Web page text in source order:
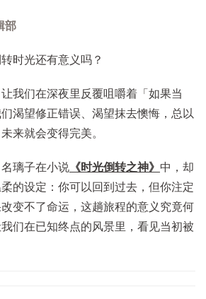
部
时光还有意义吗？
我们在深夜里反覆咀嚼着「如果当
渴望修正错误、渴望抹去懊悔，总以
来就会变得完美。
璃子在小说 《时光倒转之神》 中，却
的设定：你可以回到过去，但你注定
变不了命运，这趟旅程的意义究竟何
们在已知终点的风景里，看见当初被